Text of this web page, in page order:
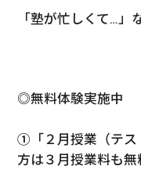
「塾が忙しくて…」
◎無料体験実施中
①「２月授業（テ
方は３月授業料も無